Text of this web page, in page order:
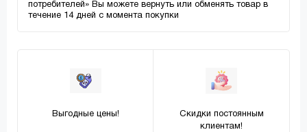
потребителей» Вы можете вернуть или обменять товар в
течение 14 дней с момента покупки
Выгодные цены!
Скидки постоянным
клиентам!